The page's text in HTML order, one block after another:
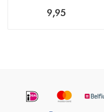
3PACK)
9,95